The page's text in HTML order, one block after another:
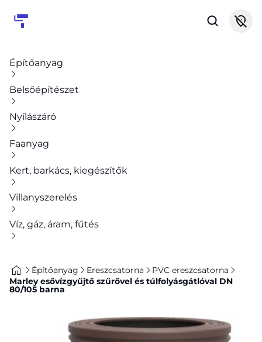
Építőanyag
Belsőépítészet
Nyílászáró
Faanyag
Kert, barkács, kiegészítők
Villanyszerelés
Víz, gáz, áram, fűtés
Építőanyag Ereszcsatorna
PVC ereszcsatorna
Marley esővízgyűjtő szűrővel és túlfolyásgátlóval DN
80/105 barna